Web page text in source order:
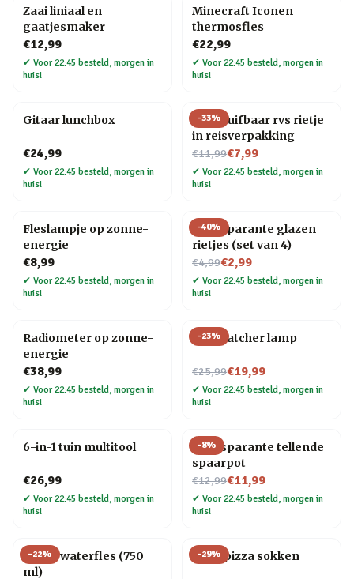
Zaai liniaal en
gaatjesmaker
€12,99
✔ Voor 22:45 besteld, morgen in
huis!
Minecraft Iconen
thermosfles
€22,99
✔ Voor 22:45 besteld, morgen in
huis!
Gitaar lunchbox
€24,99
✔ Voor 22:45 besteld, morgen in
huis!
-33%
Uitschuifbaar rvs rietje
in reisverpakking
€11,99
Nu voor€7,99
✔ Voor 22:45 besteld, morgen in
huis!
Fleslampje op zonne-
energie
€8,99
✔ Voor 22:45 besteld, morgen in
huis!
-40%
Transparante glazen
rietjes (set van 4)
€4,99
Nu voor€2,99
✔ Voor 22:45 besteld, morgen in
huis!
Radiometer op zonne-
energie
€38,99
✔ Voor 22:45 besteld, morgen in
huis!
-23%
Star Catcher lamp
€25,99
Nu voor€19,99
✔ Voor 22:45 besteld, morgen in
huis!
6-in-1 tuin multitool
€26,99
✔ Voor 22:45 besteld, morgen in
huis!
-8%
Transparante tellende
spaarpot
€12,99
Nu voor€11,99
✔ Voor 22:45 besteld, morgen in
huis!
-22%
Platte waterfles (750
ml)
-29%
Vega pizza sokken